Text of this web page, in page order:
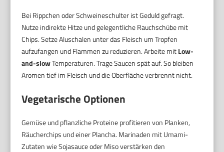
Bei Rippchen oder Schweineschulter ist Geduld gefragt.
Nutze indirekte Hitze und gelegentliche Rauchschübe mit
Chips. Setze Aluschalen unter das Fleisch um Tropfen
aufzufangen und Flammen zu reduzieren. Arbeite mitLow-
and-slowTemperaturen. Trage Saucen spät auf. So bleiben
Aromen tief im Fleisch und die Oberfläche verbrennt nicht.
Vegetarische Optionen
Gemüse und pflanzliche Proteine profitieren von Planken,
Räucherchips und einer Plancha. Marinaden mit Umami-
Zutaten wie Sojasauce oder Miso verstärken den